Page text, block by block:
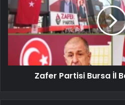
Zafer Partisi Bursa İl